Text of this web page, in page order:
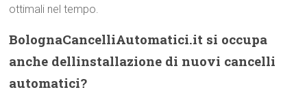
ottimali nel tempo.
BolognaCancelliAutomatici.it si occupa
anche dellinstallazione di nuovi cancelli
automatici?